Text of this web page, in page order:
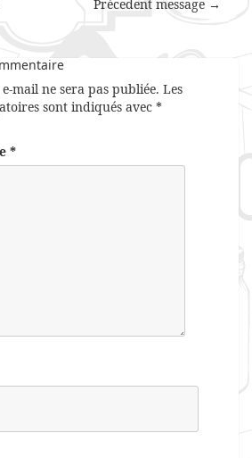
Précedent message →
mail ne sera pas publiée. Les
sont indiqués avec *
*